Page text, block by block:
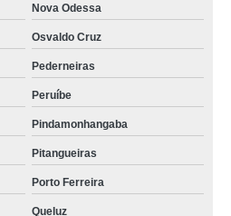
Nova Odessa
Osvaldo Cruz
Pederneiras
Peruíbe
Pindamonhangaba
Pitangueiras
Porto Ferreira
Queluz